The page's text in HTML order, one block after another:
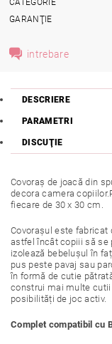
GARANŢIE
intrebare
DESCRIERE
PARAMETRI
DISCUŢIE
Covoraș de joacă din
decora camera
fiecare de 30 x 30 cm.
Covorașul este fabricat
astfel încât copiii să se
izolează bebelușul în
pus peste pavaj sau
în formă de cutie
construi mai multe
posibilități de joc activ.
Complet compatibil cu